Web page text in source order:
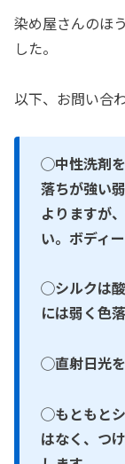
染め屋さんのほ
した。
以下、お問い合
◯中性洗剤
落ちが強い
よりますが、
い。ボディ
◯シルクは
には弱く色
◯直射日光
◯もともと
はなく、つ